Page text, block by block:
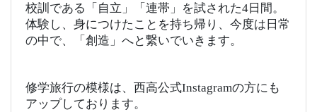
校訓である「自立」「連帯」を試された4日間。
体験し、身につけたことを持ち帰り、今度は日常
の中で、「創造」へと繋いでいきます。
修学旅行の模様は、西高公式Instagramの方にも
アップしております。